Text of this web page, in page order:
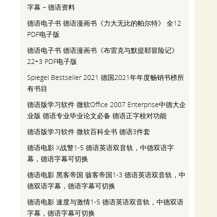
字幕 – 德语资料
德语电子书 德语漫画书《力大无比的帕尔特》 全12
PDF电子版
德语电子书 德语漫画书《布雷克与默提耶冒险记》
22+3 PDF电子版
Spiegel Bestseller 2021 德国2021年年度畅销书榜所
有书目
德语版学习软件 微软Office 2007 Enterprise中德大企
业版 德语专业毕业论文必备 德语正字校对功能
德语版学习软件 微软百科全书 德语3件套
德语电影 X战警1-5 德语英语双音轨，中德双语字
幕，德语字幕可切换
德语电影 黑客帝国 骇客帝国1-3 德语英语双音轨，中
德双语字幕，德语字幕可切换
德语电影 速度与激情1-5 德语英语双音轨，中德双语
字幕，德语字幕可切换